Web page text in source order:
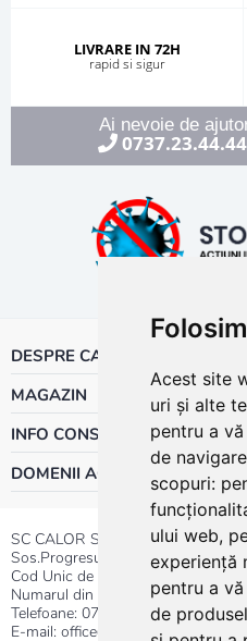
Acest site
uri și alte
pentru a
de
scopuri:
ului web,
experiență
pentru a
de
LIVRARE IN 72H
rapid si sigur
Ai nevoie de
0737.23.44.44
DESPRE CALOR
MAGAZIN
INFO CONSUMATOR
DOMENII ACTIVITATE
SC CALOR SRL
Sos.Progresului nr.30-40, Sector
Cod Unic de Inregistrare: RO
Numarul din Registrul
Telefoane: 0737.23.44.44|
E-mail: office@calor.ro